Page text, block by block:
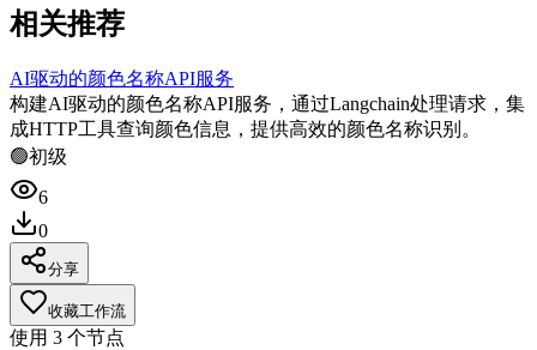
相关推荐
AI驱动的颜色名称API服务
构建AI驱动的颜色名称API服务，通过Langchain处理请求，集
成HTTP工具查询颜色信息，提供高效的颜色名称识别。
🟢初级
6
0
分享
收藏工作流
使用 3 个节点